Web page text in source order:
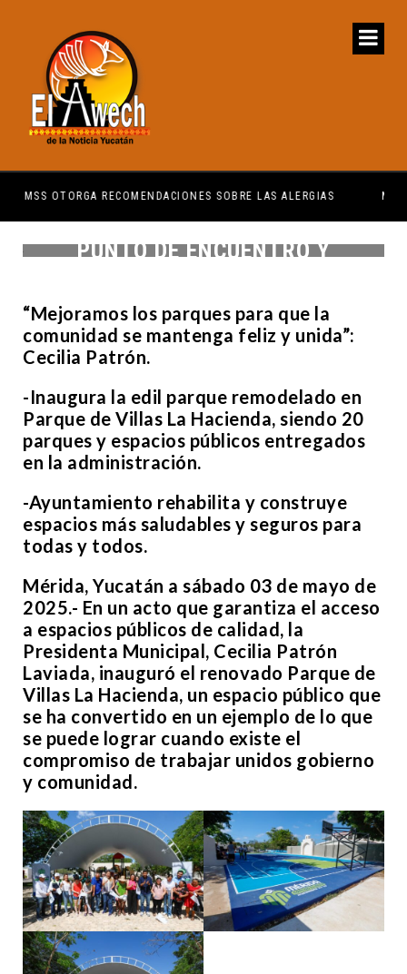
MÉRIDANOS MERECEN TENER SERVICIOS PÚBLICOS
PARA QUE LOS PARQUES SEAN
PUNTO DE ENCUENTRO Y
“Mejoramos los parques para que la
comunidad se mantenga feliz y unida”:
Cecilia Patrón.
-Inaugura la edil parque remodelado en
Parque de Villas La Hacienda, siendo 20
parques y espacios públicos entregados
en la administración.
-Ayuntamiento rehabilita y construye
espacios más saludables y seguros para
todas y todos.
Mérida, Yucatán a sábado 03 de mayo de
2025.- En un acto que garantiza el acceso
a espacios públicos de calidad, la
Presidenta Municipal, Cecilia Patrón
Laviada, inauguró el renovado Parque de
Villas La Hacienda, un espacio público que
se ha convertido en un ejemplo de lo que
se puede lograr cuando existe el
compromiso de trabajar unidos gobierno
y comunidad.